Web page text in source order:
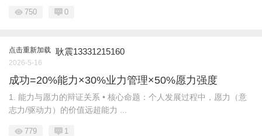
750 0
点击重新加载 耿震13331215160
2026-5-16
成功=20%能力×30%业力管理×50%愿力强度
1. 能力与愿力的辩证关系 • 核心命题：个人发展过程中，愿力（意
志力/驱动力）的价值远超能力 ...
779 1